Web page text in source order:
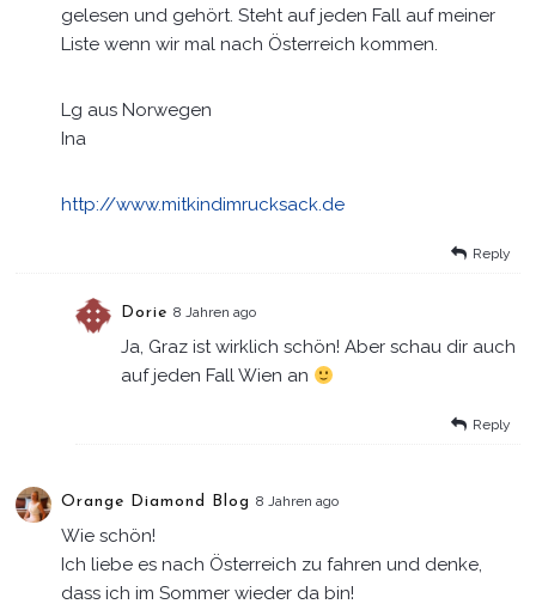
Reply
gelesen und gehört. Steht auf jeden Fall auf meiner
Liste wenn wir mal nach Österreich kommen.
Lg aus Norwegen
Ina
http://www.mitkindimrucksack.de
Dorie 8 Jahren ago
Reply
Ja, Graz ist wirklich schön! Aber schau dir auch
auf jeden Fall Wien an
Orange Diamond Blog 8 Jahren ago
Wie schön!
Ich liebe es nach Österreich zu fahren und denke,
dass ich im Sommer wieder da bin!